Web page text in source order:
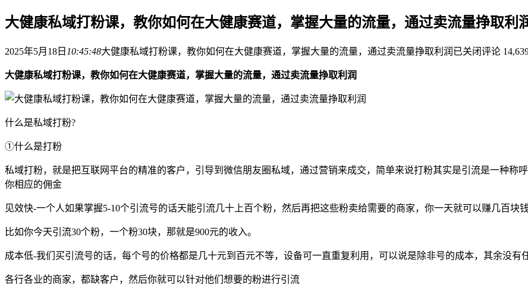
大健康私域打粉课，​教你如何在大健康赛道，掌握大量的流量，通过卖流量挣取利
2025年5月18日 10:45:48大健康私域打粉课，​教你如何在大健康赛道，掌握大量的流量，通过卖流量挣取利润 已关闭评论
大健康私域打粉课，​教你如何在大健康赛道，掌握大量的流量，通过卖流量挣取利润
什么是私域打粉?
①什么是打粉
私域打粉，就是把互联网平台的精准的客户，引导到微信朋友圈私域，通过营销来成交，简单来说打粉其实是引流是一种称
你相应的佣金
见效快-一个人如果掌握5-10个引流号的话天能引流几十上百个粉，然后再把这些粉卖给需要的商家，你一天就可以赚几百块
比如你今天引流30个粉，一个粉30块，那就是900元的收入。
成本低-我们买引流号的话，每个号的价格都是几十元到百元不等，设备可一直重复利用，可以说是除非号的成本，其余没有
各行各业的商家，都缺客户，然后你就可以针对他们想要的粉进行引流